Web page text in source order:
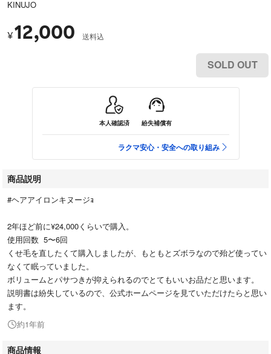
KINUJO
¥12,000 送料込
SOLD OUT
本人確認済 紛失補償有
ラクマ安心・安全への取り組み
商品説明
#ヘアアイロンキヌージｮ
2年ほど前に¥24,000くらいで購入。
使用回数 5〜6回
くせ毛を直したくて購入しましたが、もともとズボラなので殆ど使ってい
なくて眠っていました。
ボリュームとパサつきが抑えられるのでとてもいいお品だと思います。
説明書は紛失しているので、公式ホームページを見ていただけたらと思い
ます。
約1年前
商品情報